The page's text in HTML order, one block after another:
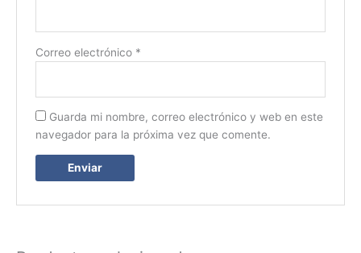
Correo electrónico *
Guarda mi nombre, correo electrónico y web en este
navegador para la próxima vez que comente.